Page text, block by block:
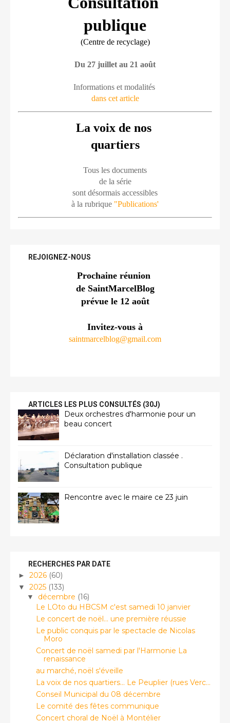
publique
(Centre de recyclage)
Du 27 juillet au 21 août
Informations et modalités
dans cet article
La voix de nos
quartiers
Tous les documents
de la série
sont désormais accessibles
à la rubrique "Publications'
REJOIGNEZ-NOUS
Prochaine réunion
de SaintMarcelBlog
prévue le 12 août
Invitez-vous à
saintmarcelblog@gmail.com
ARTICLES LES PLUS CONSULTÉS (30J)
Deux orchestres d'harmonie pour un
beau concert
Déclaration d'installation classée .
Consultation publique
Rencontre avec le maire ce 23 juin
RECHERCHES PAR DATE
► 2026 (60)
▼ 2025 (133)
▼ décembre (16)
Le LOto du HBCSM c'est samedi 10 janvier
Le concert de noël... une première réussie
Le public conquis par le spectacle de Nicolas
Moro
Concert de noël samedi par l'Harmonie La
renaissance
au marché, noël s'éveille
La voix de nos quartiers... Le Peuplier (rues Verc...
Conseil Municipal du 08 décembre
Le comité des fêtes communique
Concert choral de Noël à Montélier